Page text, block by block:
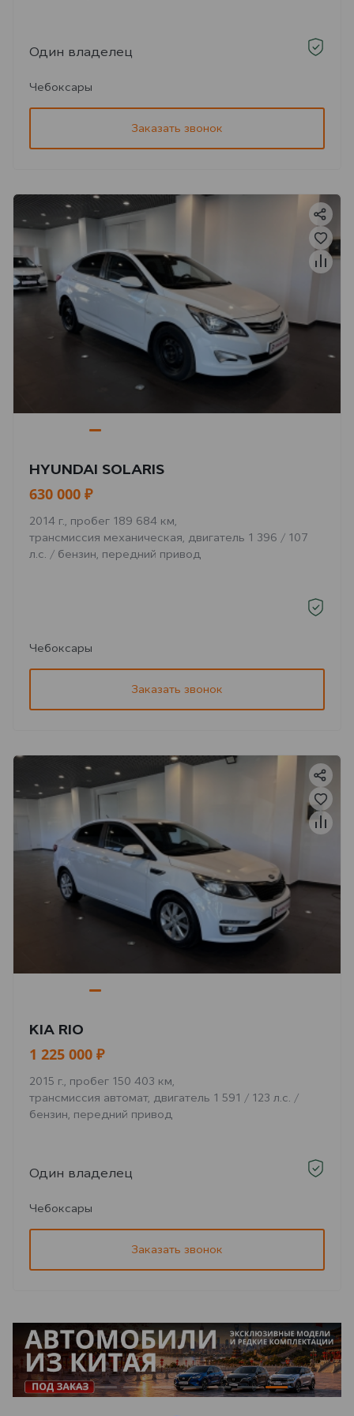
Один владелец
Чебоксары
Заказать звонок
HYUNDAI SOLARIS
630 000 ₽
2014 г., пробег 189 684 км,
трансмиссия механическая, двигатель 1 396 / 107
л.с. / бензин, передний привод
Чебоксары
Заказать звонок
KIA RIO
1 225 000 ₽
2015 г., пробег 150 403 км,
трансмиссия автомат, двигатель 1 591 / 123 л.с. /
бензин, передний привод
Один владелец
Чебоксары
Заказать звонок